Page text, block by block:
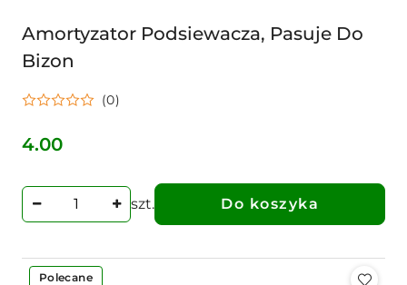
Amortyzator Podsiewacza, Pasuje Do
Bizon
(0)
Cena:
4.00
szt. Do koszyka
Polecane